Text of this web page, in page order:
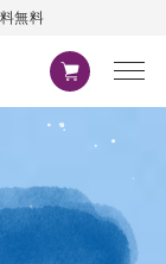
無料